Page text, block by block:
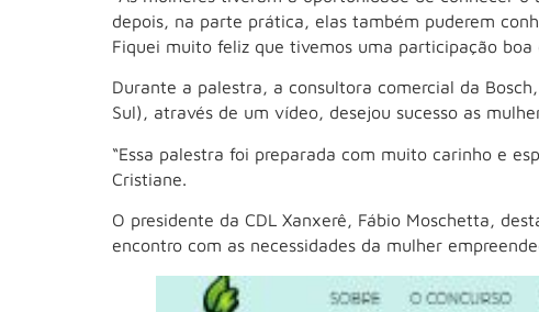
depois, na parte prática, elas também puderem
Fiquei muito feliz que tivemos uma participação
Durante a palestra, a consultora comercial da
Sul), através de um vídeo, desejou sucesso as
“Essa palestra foi preparada com muito carinho e
Cristiane.
O presidente da CDL Xanxerê, Fábio Moschetta,
encontro com as necessidades da mulher